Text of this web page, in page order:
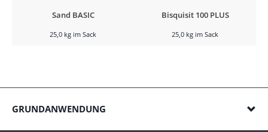
Sand BASIC
25,0 kg im Sack
Bisquisit 100 PLUS
25,0 kg im Sack
GRUNDANWENDUNG